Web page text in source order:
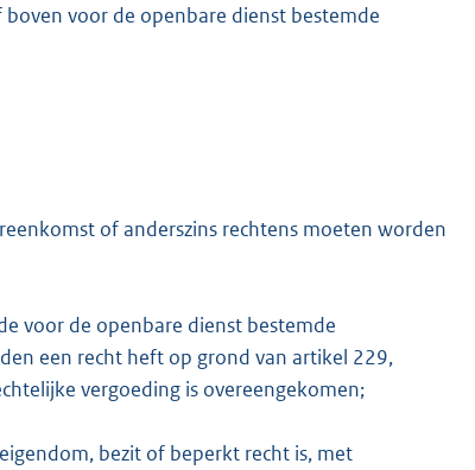
voor de openbare dienst bestemde
of anderszins rechtens moeten worden
voor de openbare dienst bestemde
een recht heft op grond van artikel 229,
vergoeding is overeengekomen;
bezit of beperkt recht is, met